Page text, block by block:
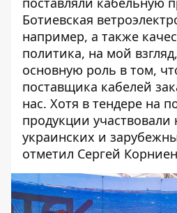
Ботиевская
например, а также
политика, на мой
основную роль в том,
поставщика кабелей
нас. Хотя в тендере на
продукции участвовали
украинских и
отметил Сергей